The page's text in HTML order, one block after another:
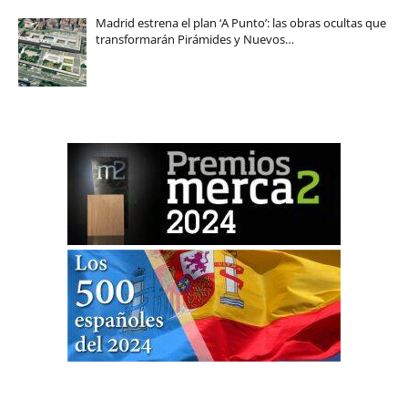
Madrid estrena el plan ‘A Punto’: las obras ocultas que
transformarán Pirámides y Nuevos…